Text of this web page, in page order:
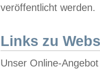
veröffentlicht werden.
Links zu
Unser Online-